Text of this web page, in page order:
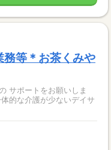
務等＊お茶くみや
サポートをお願いしま